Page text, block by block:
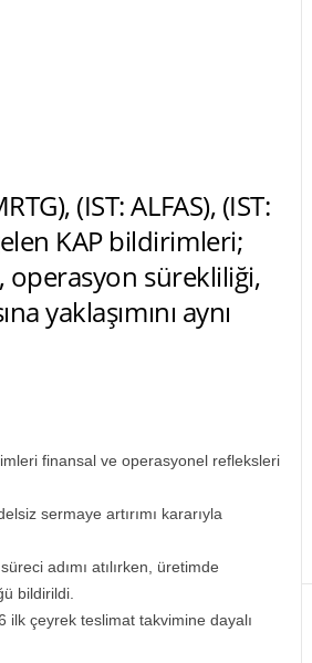
(IST: ALFAS), (IST:
KAP bildirimleri;
operasyon sürekliliği,
yaklaşımını aynı
finansal ve operasyonel refleksleri
sermaye artırımı kararıyla
adımı atılırken, üretimde
bildirildi.
ilk çeyrek teslimat takvimine dayalı